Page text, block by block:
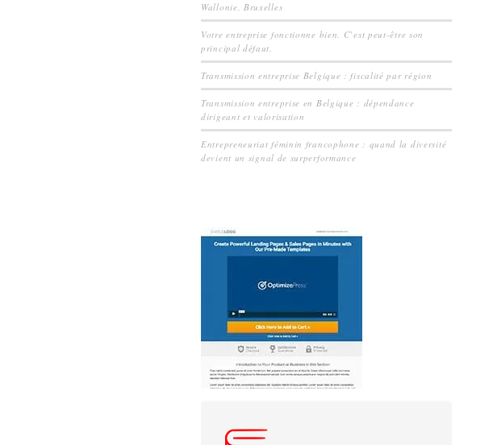
Wallonie, Bruxelles
Votre entreprise fonctionne bien. C’est peut-être son
principal défaut.
Transmission entreprise Belgique : fiscalité par région
Transmission entreprise en Belgique : dépendance
dirigeant et valorisation
Entrepreneuriat féminin francophone : quand la diversité
devient un signal de surperformance